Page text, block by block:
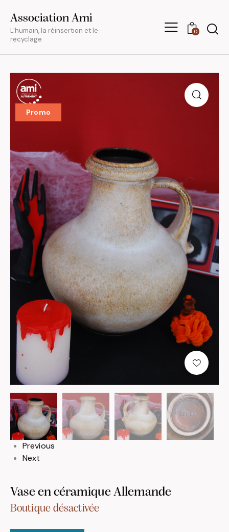
Association Ami
L'humain, la réinsertion et le
recyclage
0
null
Promo
Previous
Next
Vase en céramique Allemande
Boutique désactivée